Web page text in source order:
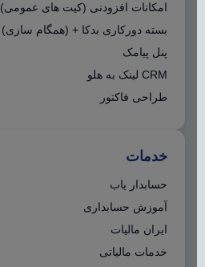
امکانات افزودنی (کیت های عمومی)
بسته دورکاری بدکا + (همگام سازی)
پنل پیامک
CRM لینک به هلو
طراحی فاکتور
خدمات
حسابدار یاب
آموزش حسابداری
ایران مالیات
خدمات مالیاتی